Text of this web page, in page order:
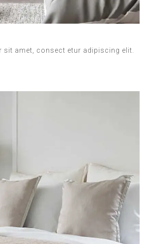
sit amet, consect etur adipiscing elit.